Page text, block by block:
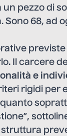
pezzo di
68, ad
previste
Il carcere
e
rigidi per